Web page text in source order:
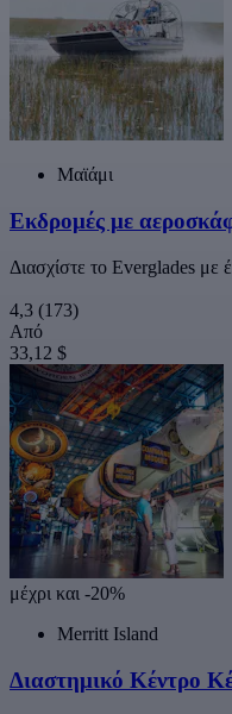
Μαϊάμι
Εκδρομές με
Διασχίστε το Everglades με
4,3 (173)
Από
33,12 $
μέχρι και -20%
Merritt Island
Διαστημικό Κέντρο